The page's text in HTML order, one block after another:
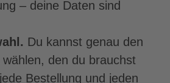
– deine Daten sind
Du kannst genau den
den du brauchst
Bestellung und jeden